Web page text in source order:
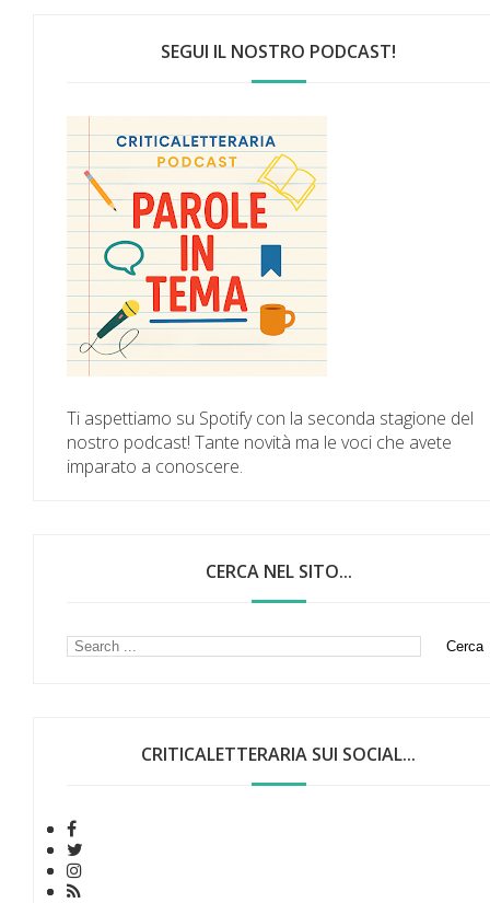
SEGUI IL NOSTRO PODCAST!
Ti aspettiamo su Spotify con la seconda stagione del
nostro podcast! Tante novità ma le voci che avete
imparato a conoscere.
CERCA NEL SITO...
CRITICALETTERARIA SUI SOCIAL...